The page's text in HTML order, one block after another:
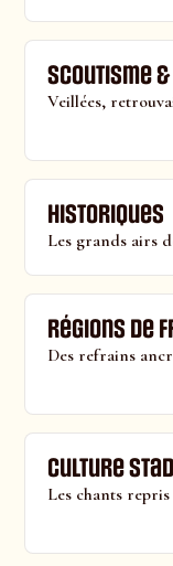
Scoutisme
Veillées,
Historiques
Les grands airs
Régions de
Des refrains
Culture
Les chants